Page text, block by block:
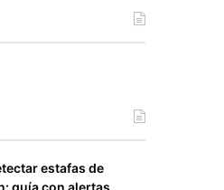
estafas de
guía con alertas